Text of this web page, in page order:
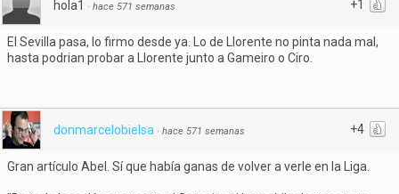
+1
hola1 · hace 571 semanas
El Sevilla pasa, lo firmo desde ya. Lo de Llorente no pinta nada mal,
hasta podrian probar a Llorente junto a Gameiro o Ciro.
+4
donmarcelobielsa · hace 571 semanas
Gran artículo Abel. Sí que había ganas de volver a verle en la Liga.